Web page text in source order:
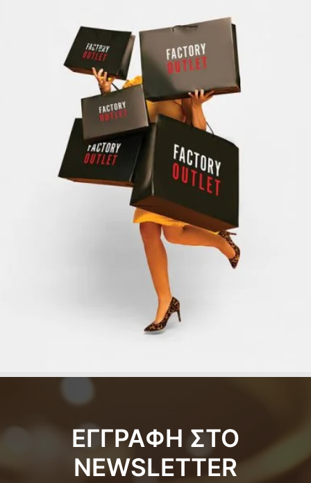
ΕΓΓΡΑΦΗ ΣΤΟ
NEWSLETTER